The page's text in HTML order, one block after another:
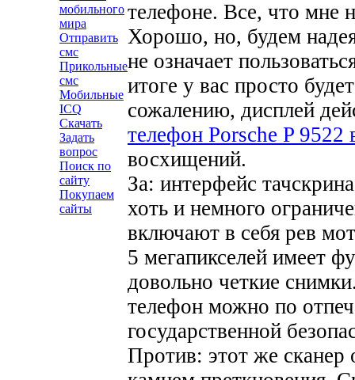
мобильного
мира
Отправить
смс
Прикольные
смс
Мобильные
ICQ
Скачать
Задать
вопрос
Поиск по
сайту
Покупаем
сайты
телефоне. Все, что мне
Хорошо, но, будем
не означает
итоге у вас просто
сожалению, дисплей
телефон Porsche P 9522
восхищений.
За: интерфейс
хоть и немного
включают в себя рев
5 мегапикселей имеет
довольно четкие
телефон можно по
государственной
Против: этот же сканер